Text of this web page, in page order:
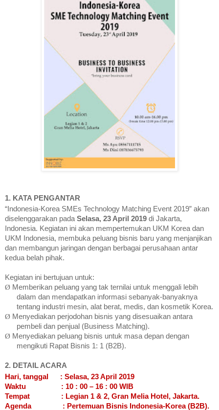
1. KATA PENGANTAR
“Indonesia-Korea SMEs Technology Matching Event 2019” akan
diselenggarakan padaSelasa, 23 April 2019 di Jakarta,
Indonesia. Kegiatan ini akan mempertemukan UKM Korea dan
UKM Indonesia, membuka peluang bisnis baru yang menjanjikan
dan membangun jaringan dengan berbagai perusahaan antar
kedua belah pihak.
Kegiatan ini bertujuan untuk:
Ø Memberikan peluang yang tak ternilai untuk menggali lebih
dalam dan mendapatkan informasi sebanyak-banyaknya
tentang industri mesin, alat berat, medis, dan kosmetik Korea.
Ø Menyediakan perjodohan bisnis yang disesuaikan antara
pembeli dan penjual (Business Matching).
Ø Menyediakan peluang bisnis untuk masa depan dengan
mengikuti Rapat Bisnis 1: 1 (B2B).
2. DETAIL ACARA
Hari, tanggal
: Selasa, 23 April 2019
Waktu
: 10 : 00 – 16 : 00 WIB
Tempat
: Legian 1 & 2, Gran Melia Hotel, Jakarta.
Agenda
: Pertemuan Bisnis Indonesia-Korea (B2B).